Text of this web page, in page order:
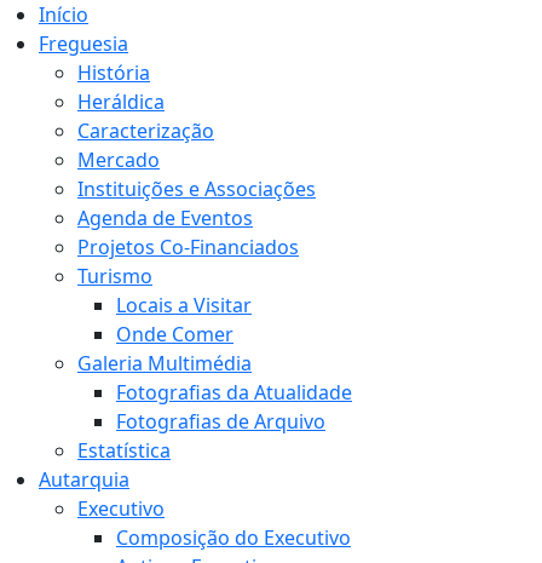
Início
Freguesia
História
Heráldica
Caracterização
Mercado
Instituições e Associações
Agenda de Eventos
Projetos Co-Financiados
Turismo
Locais a Visitar
Onde Comer
Galeria Multimédia
Fotografias da Atualidade
Fotografias de Arquivo
Estatística
Autarquia
Executivo
Composição do Executivo